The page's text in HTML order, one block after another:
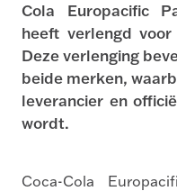
Cola Europacific
heeft verlengd
Deze verlenging
beide merken,
leverancier en
wordt.
Coca-Cola